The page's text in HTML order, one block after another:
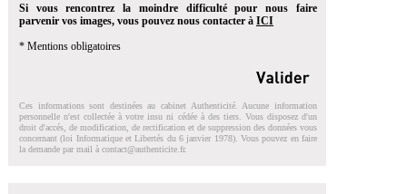
Si vous rencontrez la moindre difficulté pour nous faire
parvenir vos images, vous pouvez nous contacter à ICI
* Mentions obligatoires
Ces informations sont destinées au cabinet Authenticité. Aucune information
personnelle n'est collectée à votre insu ni cédée à des tiers. Vous disposez d'un
droit d'accés, de modification, de rectification et de suppression des données vous
concernant (loi Informatique et Libertés du 6 janvier 1978). Vous pouvez en faire
la demande par mail à contact@authenticite.fr.